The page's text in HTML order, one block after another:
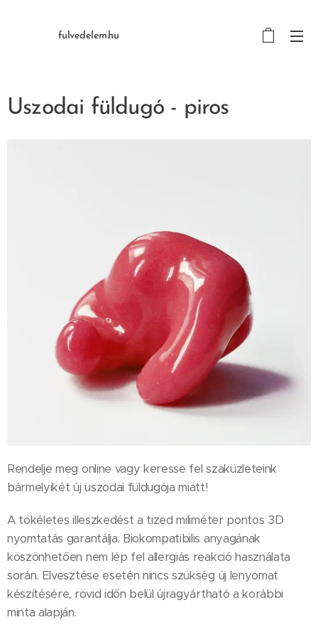
fulvedelem.hu
Uszodai füldugó - piros
Rendelje meg online vagy keresse fel szaküzleteink
bármelyikét új uszodai füldugója miatt!
A tökéletes illeszkedést a tized miliméter pontos 3D
nyomtatás garantálja. Biokompatibilis anyagának
köszönhetően nem lép fel allergiás reakció használata
során. Elvesztése esetén nincs szükség új lenyomat
készítésére, rövid időn belül újragyártható a korábbi
minta alapján.